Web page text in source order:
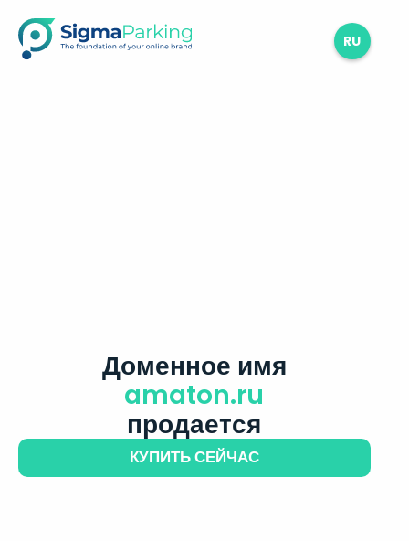
RU
Доменное имя
amaton.ru
продается
КУПИТЬ СЕЙЧАС